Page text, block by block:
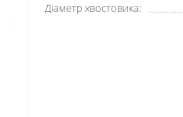
Діаметр хвостовика: